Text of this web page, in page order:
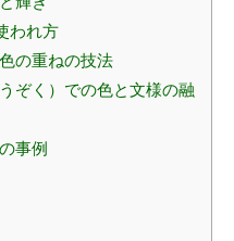
われ方
の重ねの技法
ぞく）での色と文様の融
事例